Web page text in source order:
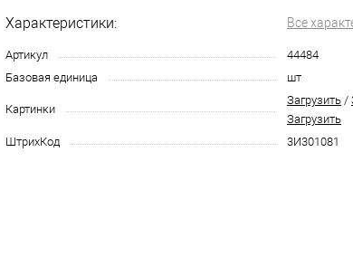
Характеристики: Все
Артикул
44484
Базовая единица
шт
Картинки
Загрузить /
Загрузить
ШтрихКод
3И301081